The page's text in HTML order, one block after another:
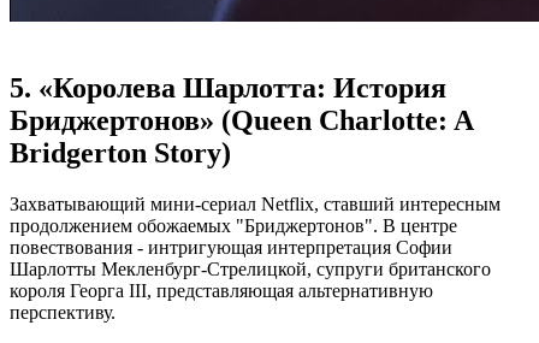
5. «Королева Шарлотта: История
Бриджертонов» (Queen Charlotte: A
Bridgerton Story)
Захватывающий мини-сериал Netflix, ставший интересным
продолжением обожаемых "Бриджертонов". В центре
повествования - интригующая интерпретация Софии
Шарлотты Мекленбург-Стрелицкой, супруги британского
короля Георга III, представляющая альтернативную
перспективу.